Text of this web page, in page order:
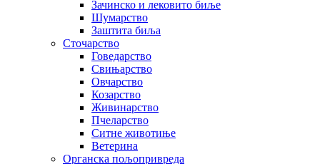
Зачинско и лековито биље
Шумарство
Заштита биља
Сточарство
Говедарство
Свињарство
Овчарство
Козарство
Живинарство
Пчеларство
Ситне животиње
Ветерина
Органска пољопривреда